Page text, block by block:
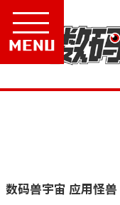
数码兽宇宙 应用怪兽